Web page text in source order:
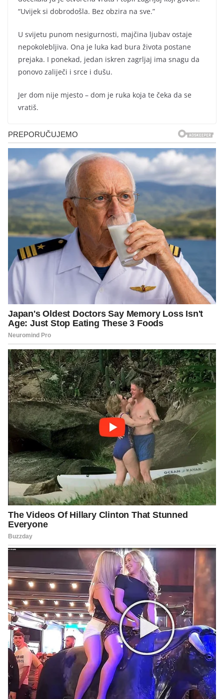
“Uvijek si dobrodošla. Bez obzira na sve.”
U svijetu punom nesigurnosti, majčina ljubav ostaje
nepokolebljiva. Ona je luka kad bura života postane
prejaka. I ponekad, jedan iskren zagrljaj ima snagu da
ponovo zaliječi i srce i dušu.
Jer dom nije mjesto – dom je ruka koja te čeka da se
vratiš.